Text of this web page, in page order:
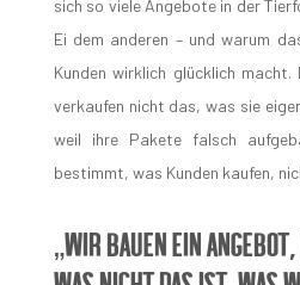
sich so viele Angebote in der
Ei dem anderen – und warum
Kunden wirklich glücklich macht.
verkaufen nicht das, was sie
weil ihre Pakete falsch
bestimmt, was Kunden kaufen,
„wir bauen ein